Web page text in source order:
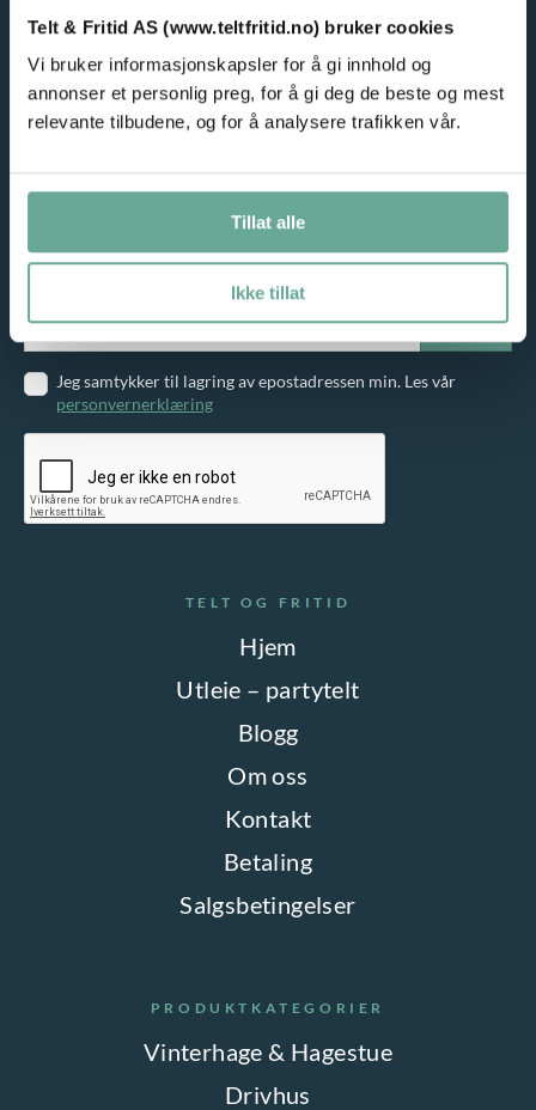
Telt & Fritid AS (www.teltfritid.no) bruker cookies
Vi bruker informasjonskapsler for å gi innhold og
annonser et personlig preg, for å gi deg de beste og mest
relevante tilbudene, og for å analysere trafikken vår.
Tillat alle
Ikke tillat
TELT OG FRITID
Hjem
Utleie – partytelt
Blogg
Om oss
Kontakt
Betaling
Salgsbetingelser
PRODUKTKATEGORIER
Vinterhage & Hagestue
Drivhus
Jeg samtykker til lagring av epostadressen min. Les vår
personvernerklæring